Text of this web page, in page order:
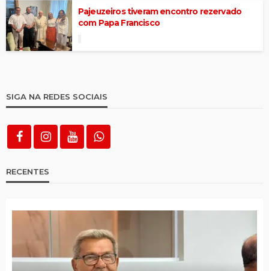
Pajeuzeiros tiveram encontro rezervado
com Papa Francisco
SIGA NA REDES SOCIAIS
RECENTES